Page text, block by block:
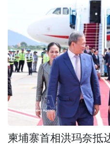
柬埔寨首相洪玛奈抵